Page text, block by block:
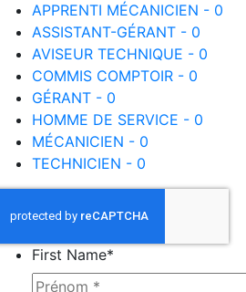
APPRENTI MÉCANICIEN - 0
ASSISTANT-GÉRANT - 0
AVISEUR TECHNIQUE - 0
COMMIS COMPTOIR - 0
GÉRANT - 0
HOMME DE SERVICE - 0
MÉCANICIEN - 0
TECHNICIEN - 0
First Name*